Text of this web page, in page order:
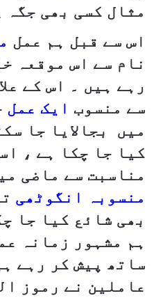
مثال کسی بھی
اس سے قبل ہم عمل
نام سے اس موقعہ
رہے ہیں ۔ اس کے
سے منسوب ایک عمل
میں بجالایا جا
کیا جا چکا ہے ،
مناسبت سے ماضی
منسوبہ انگوٹھی
بھی شائع کیا جا
ہم مشہور زمانہ
ساتھ پیش کر رہے
عاملین نے رموز